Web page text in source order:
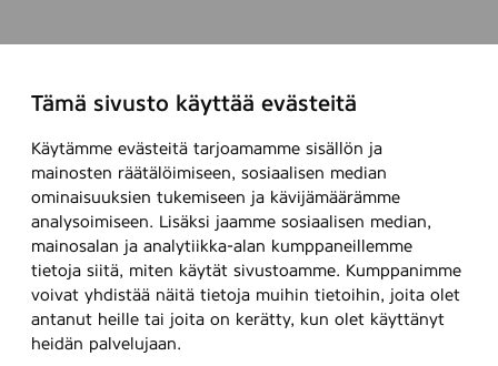
Tämä sivusto käyttää evästeitä
Käytämme evästeitä tarjoamamme sisällön ja
mainosten räätälöimiseen, sosiaalisen median
ominaisuuksien tukemiseen ja kävijämäärämme
analysoimiseen. Lisäksi jaamme sosiaalisen median,
mainosalan ja analytiikka-alan kumppaneillemme
tietoja siitä, miten käytät sivustoamme. Kumppanimme
voivat yhdistää näitä tietoja muihin tietoihin, joita olet
antanut heille tai joita on kerätty, kun olet käyttänyt
heidän palvelujaan.